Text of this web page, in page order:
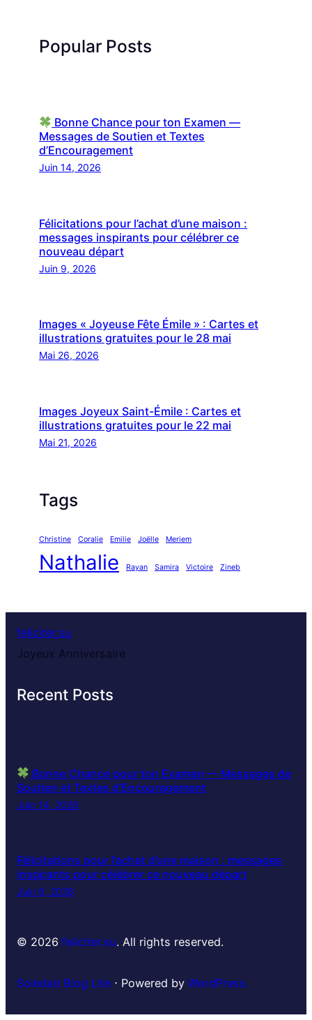
Popular Posts
Bonne Chance pour ton Examen —
Messages de Soutien et Textes
d’Encouragement
Juin 14, 2026
Félicitations pour l’achat d’une maison :
messages inspirants pour célébrer ce
nouveau départ
Juin 9, 2026
Images « Joyeuse Fête Émile » : Cartes et
illustrations gratuites pour le 28 mai
Mai 26, 2026
Images Joyeux Saint-Émile : Cartes et
illustrations gratuites pour le 22 mai
Mai 21, 2026
Tags
Christine Coralie Emilie Joëlle Meriem
Nathalie Rayan Samira Victoire Zineb
feliciter.su
Joyeux Anniversaire
Recent Posts
Bonne Chance pour ton Examen — Messages de
Soutien et Textes d’Encouragement
Juin 14, 2026
Félicitations pour l’achat d’une maison : messages
inspirants pour célébrer ce nouveau départ
Juin 9, 2026
© 2026 feliciter.su. All rights reserved.
Soledad Blog Lite ⋅ Powered by WordPress